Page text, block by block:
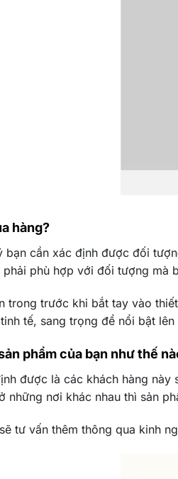
hàng?
bạn cần xác định được đối
phải phù hợp với đối tượng mà
trong trước khi bắt tay vào
tế, sang trọng để nổi bật
phẩm của bạn như thế
được là các khách hàng
những nơi khác nhau thì sản
tư vấn thêm thông qua kinh